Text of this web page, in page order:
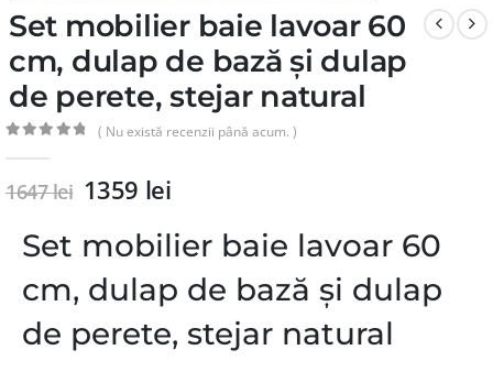
Set mobilier baie lavoar 60
cm, dulap de bază și dulap
de perete, stejar natural
( Nu există recenzii până acum. )
1647lei 1359 lei
Set mobilier baie lavoar 60
cm, dulap de bază și dulap
de perete, stejar natural